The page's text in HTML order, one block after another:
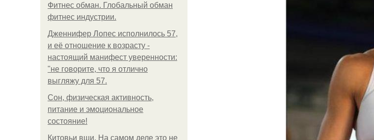
Фитнес обман. Глобальный обман
фитнес индустрии.
Дженнифер Лопес исполнилось 57,
и её отношение к возрасту -
настоящий манифест уверенности:
"не говорите, что я отлично
выгляжу для 57.
Сон, физическая активность,
питание и эмоциональное
состояние!
Китовьи вши. На самом деле это не